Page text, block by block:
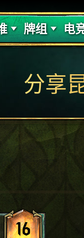
牌组
牌组攻略
电
分享
16